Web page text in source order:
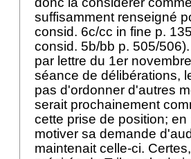
suffisamment renseigné
consid. 6c/cc in fine p.
consid. 5b/bb p. 505/
par lettre du 1er
séance de délibérations,
pas d'ordonner d'autres
serait prochainement
cette prise de position;
motiver sa demande
maintenait celle-ci.